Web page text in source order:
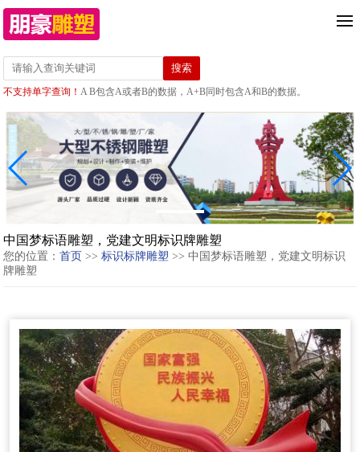
不支持单字查询！A B包含A或者B的数据，A+B同时包含A和B的数据。
中国梦标语雕塑，党建文明标识牌雕塑
您的位置：首页 >>标识标牌雕塑 >> 中国梦标语雕塑，党建文明标识
牌雕塑